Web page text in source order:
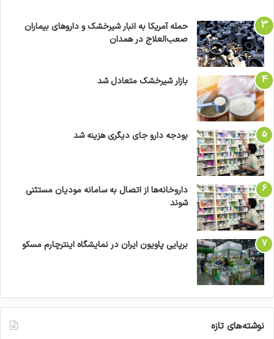
حمله آمریکا به انبار شیرخشک و داروهای بیماران
صعب‌العلاج در همدان
بازار شیرخشک متعادل شد
بودجه دارو جای دیگری هزینه شد
داروخانه‌ها از اتصال به سامانه مودیان مستثنی
شوند
برپایی پاویون ایران در نمایشگاه اینترچارم مسکو
نوشته‌های تازه